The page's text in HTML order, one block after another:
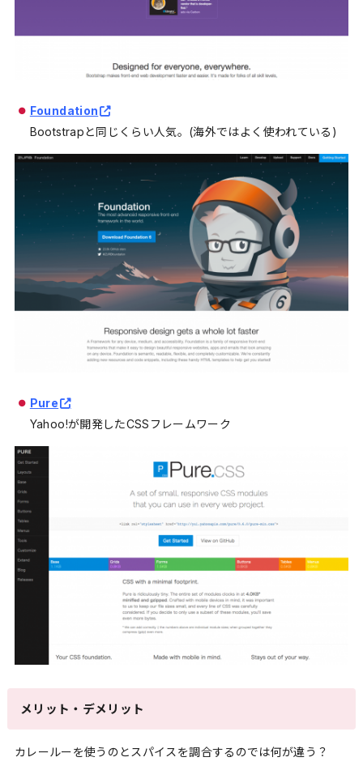
Foundation
Bootstrapと同じくらい人気。(海外ではよく使われている)
Pure
Yahoo!が開発したCSSフレームワーク
メリット・デメリット
カレールーを使うのとスパイスを調合するのでは何が違う？